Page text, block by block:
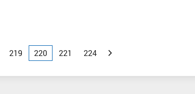
219 220 221 224 Вперед